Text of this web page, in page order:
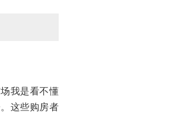
我是看不懂
这些购房者